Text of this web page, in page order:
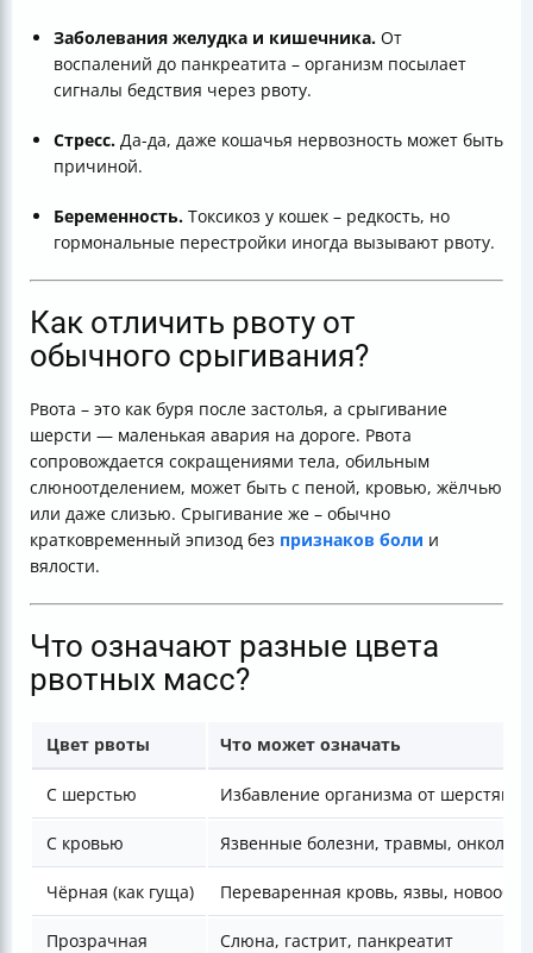
Заболевания желудка и кишечника. От
воспалений до панкреатита – организм посылает
сигналы бедствия через рвоту.
Стресс. Да-да, даже кошачья нервозность может быть
причиной.
Беременность. Токсикоз у кошек – редкость, но
гормональные перестройки иногда вызывают рвоту.
Как отличить рвоту от
обычного срыгивания?
Рвота – это как буря после застолья, а срыгивание
шерсти — маленькая авария на дороге. Рвота
сопровождается сокращениями тела, обильным
слюноотделением, может быть с пеной, кровью, жёлчью
или даже слизью. Срыгивание же – обычно
кратковременный эпизод без признаков боли и
вялости.
Что означают разные цвета
рвотных масс?
Цвет рвоты Что может означать
С шерстью Избавление организма от
С кровью Язвенные болезни, травмы,
Чёрная (как гуща) Переваренная кровь, язвы,
Прозрачная Слюна, гастрит, панкреатит